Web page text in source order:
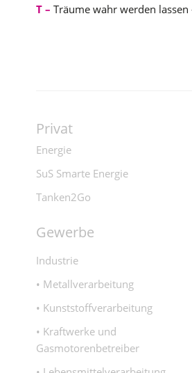
T – Träume wahr werden
Privat
Energie
SuS Smarte Energie
Tanken2Go
Gewerbe
Industrie
• Metallverarbeitung
• Kunststoffverarbeitung
• Kraftwerke und
Gasmotorenbetreiber